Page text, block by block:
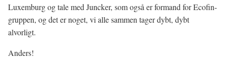
Luxemburg og tale med Juncker, som også er formand for Ecofin-
gruppen, og det er noget, vi alle sammen tager dybt, dybt
alvorligt.
Anders!